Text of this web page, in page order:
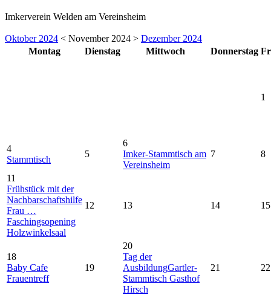
Imkerverein Welden am Vereinsheim
Oktober 2024 < November 2024 > Dezember 2024
Montag
Dienstag Mittwoch Donnerstag
1
4
Stammtisch
5
6
Imker-Stammtisch am
Vereinsheim
7 8
11
Frühstück mit der
Nachbarschaftshilfe
Frau …
Faschingsopening
Holzwinkelsaal
12 13 14 15
18
Baby Cafe
Frauentreff
19
20
Tag der
AusbildungGartler-
Stammtisch Gasthof
Hirsch
21 22